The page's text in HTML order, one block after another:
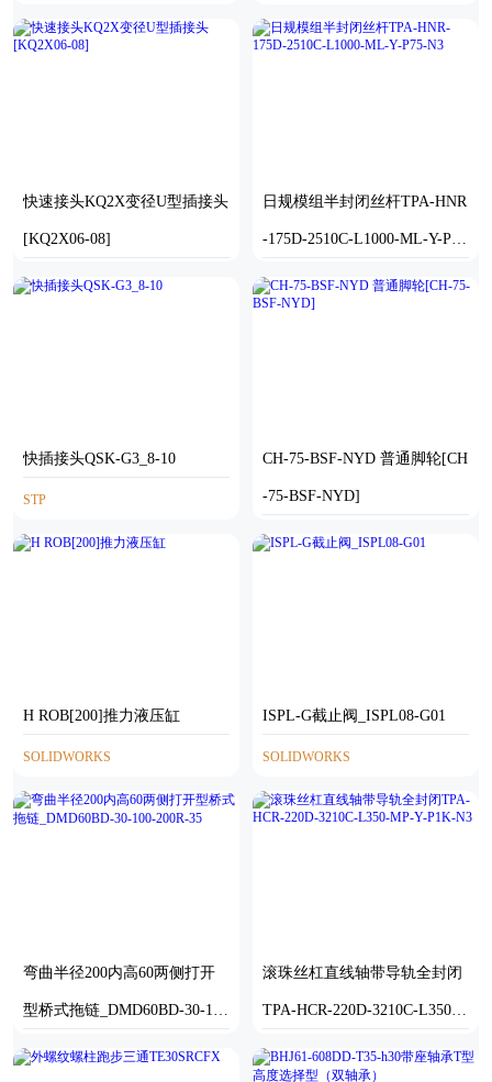
IGS
快速接头KQ2X变径U型插接头
[KQ2X06-08]
SOLIDWORKS
日规模组半封闭丝杆TPA-HNR
-175D-2510C-L1000-ML-Y-P75
-N3
STEP
快插接头QSK-G3_8-10
STP
CH-75-BSF-NYD 普通脚轮[CH
-75-BSF-NYD]
STEP
H ROB[200]推力液压缸
SOLIDWORKS
ISPL-G截止阀_ISPL08-G01
SOLIDWORKS
弯曲半径200内高60两侧打开
型桥式拖链_DMD60BD-30-100
-200R-35
SOLIDWORKS
滚珠丝杠直线轴带导轨全封闭
TPA-HCR-220D-3210C-L350-
MP-Y-P1K-N3
STEP